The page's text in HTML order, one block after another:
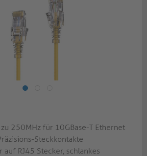
250MHz für 10GBase-T Ethernet
Steckkontakte
auf RJ45 Stecker, schlankes